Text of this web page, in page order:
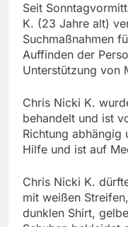
Seit
K. (23 Jahre alt)
Suchmaßnahmen
Auffinden der
Unterstützung von
Chris Nicki K.
behandelt und ist
Richtung
Hilfe und ist auf
Chris Nicki K.
mit weißen
dunklen Shirt,